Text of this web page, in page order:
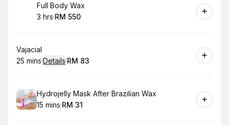
Book
Full Body Wax
. Duration:
3 hrs·
.Price:
RM 550
Book
Vajacial
.Duration:
25 mins·Details·
.Price
RM 83
Book
Hydrojelly Mask After Brazilian Wax
.Duration :
15 mins·
.Price
RM 31